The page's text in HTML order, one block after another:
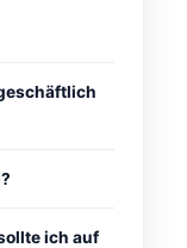
ich auf